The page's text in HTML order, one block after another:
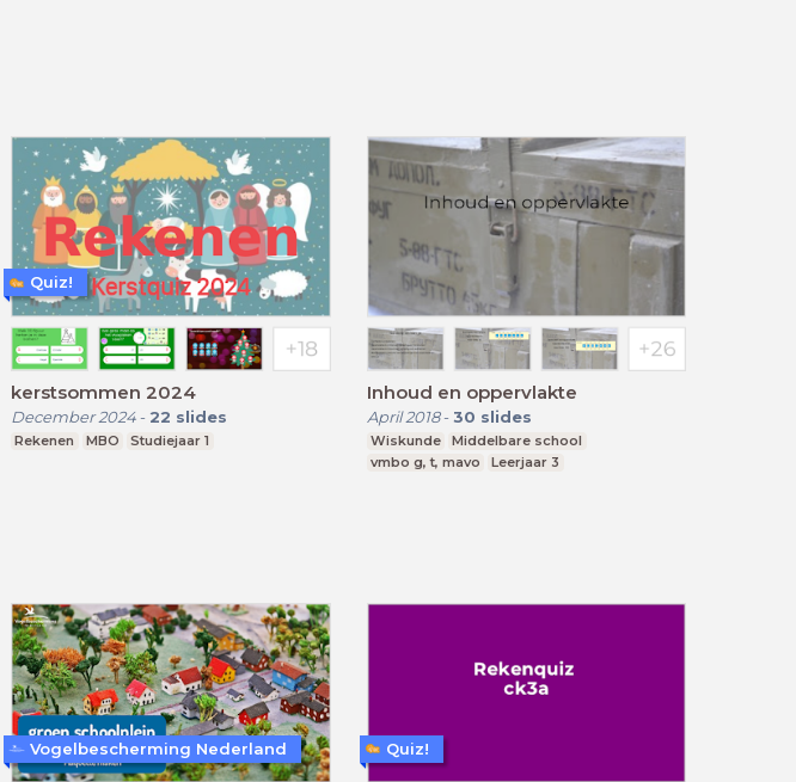
kerstsommen 2024
December 2024- 22 slides
Rekenen MBO Studiejaar 1
Quiz!
Inhoud en oppervlakte
April 2018- 30 slides
Wiskunde
Middelbare school
vmbo g, t, mavo
Leerjaar 3
Vogelbescherming Nederland Quiz!